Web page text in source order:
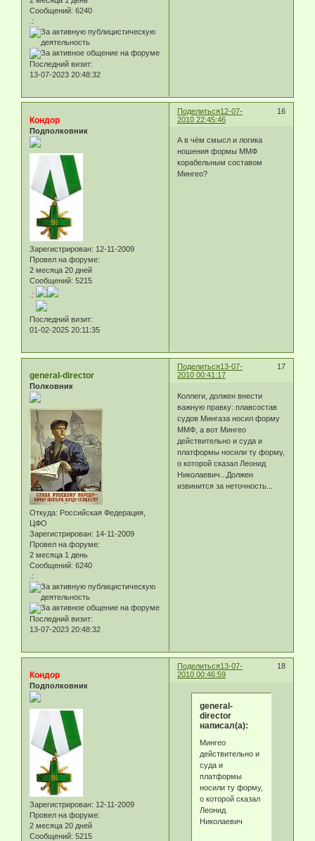
Сообщений: 6240
.:
Последний визит:
13-07-2023 20:48:32
Поделиться 16
12-07-
2010 22:45:46
Кондор
Подполковник
Зарегистрирован: 12-11-2009
Провел на форуме:
2 месяца 20 дней
Сообщений: 5215
.:
Последний визит:
01-02-2025 20:11:35
А в чём смысл и логика
ношения формы ММФ
корабельным составом
Мингео?
Поделиться 17
13-07-
2010 00:41:17
general-director
Полковник
Откуда: Российская Федерация,
ЦФО
Зарегистрирован: 14-11-2009
Провел на форуме:
2 месяца 1 день
Сообщений: 6240
.:
Последний визит:
13-07-2023 20:48:32
Коллеги, должен внести
важную правку: плавсостав
судов Мингаза носил форму
ММФ, а вот Мингео
действительно и суда и
платформы носили ту форму,
о которой сказал Леонид
Николаевич...Должен
извинится за неточность...
Поделиться 18
13-07-
2010 00:46:59
Кондор
Подполковник
Зарегистрирован: 12-11-2009
Провел на форуме:
2 месяца 20 дней
Сообщений: 5215
general-
director
написал(а):
Мингео
действительно и
суда и
платформы
носили ту форму,
о которой сказал
Леонид
Николаевич